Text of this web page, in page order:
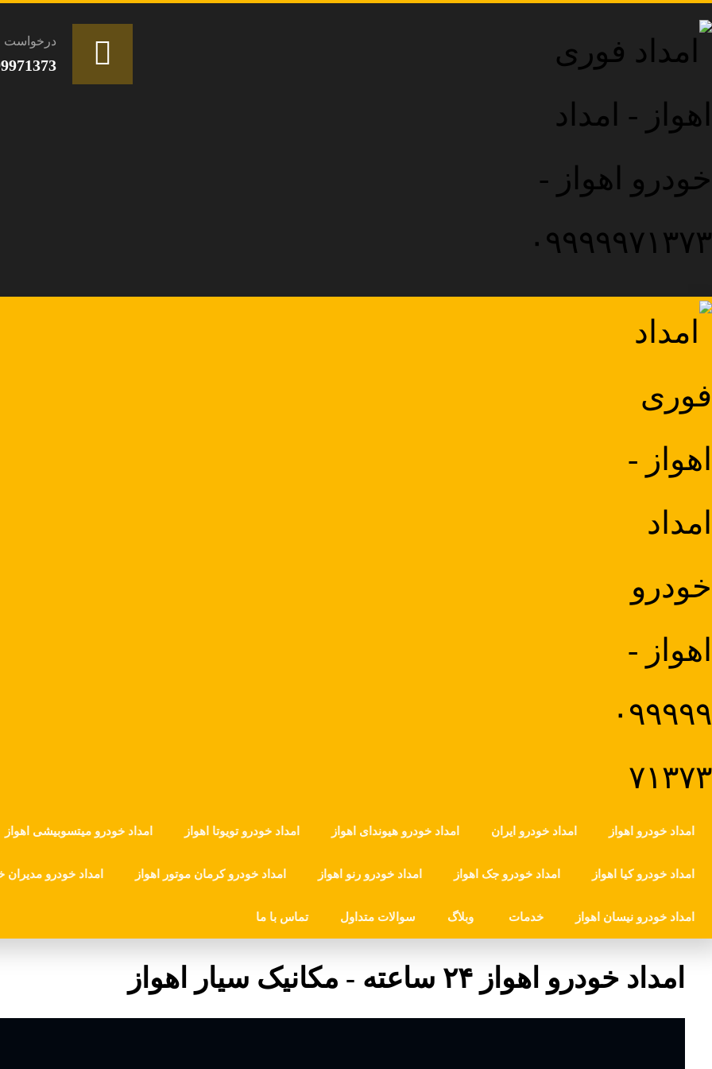
درخواست
امداد خودرو اهواز امداد خودرو ایران امداد خودرو هیوندای اهواز امداد خودرو تویوتا اهواز امداد خودرو میتسوبیشی اهواز
امداد خودرو کیا اهواز امداد خودرو جک اهواز امداد خودرو رنو اهواز امداد خودرو کرمان موتور اهواز امداد خودرو مدیران
امداد خودرو نیسان اهواز خدمات وبلاگ سوالات متداول تماس با ما
امداد خودرو اهواز ۲۴ ساعته - مکانیک سیار اهواز